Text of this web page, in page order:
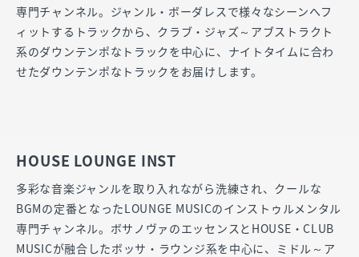
専門チャンネル。ジャンル・ボーダレスで様々なシーンへフ
ィットするトラックから、クラブ・ジャズ～アブストラクト
系のダウンテンポなトラックを中心に、ナイトタイムに合わ
せたダウンテンポなトラックをお届けします。
HOUSE LOUNGE INST
多彩な音楽ジャンルを取り入れながら洗練され、クールな
BGMの定番となったLOUNGE MUSICのインストゥルメンタル
専門チャンネル。ボサノヴァのエッセンスとHOUSE・CLUB
MUSICが融合したボッサ・ラウンジ系を中心に、ミドル～ア